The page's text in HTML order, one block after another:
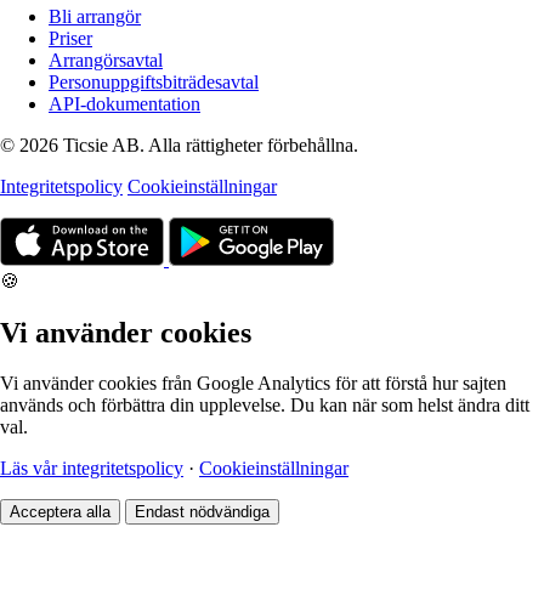
Bli arrangör
Priser
Arrangörsavtal
Personuppgiftsbiträdesavtal
API-dokumentation
© 2026 Ticsie AB. Alla rättigheter förbehållna.
Integritetspolicy Cookieinställningar
🍪
Vi använder cookies
Vi använder cookies från Google Analytics för att förstå hur sajten
används och förbättra din upplevelse. Du kan när som helst ändra ditt
val.
Läs vår integritetspolicy · Cookieinställningar
Acceptera alla Endast nödvändiga